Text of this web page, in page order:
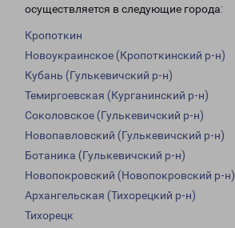
осуществляется в следующие города:
Кропоткин
Новоукраинское (Кропоткинский р-н)
Кубань (Гулькевичский р-н)
Темиргоевская (Курганинский р-н)
Соколовское (Гулькевичский р-н)
Новопавловский (Гулькевичский р-н)
Ботаника (Гулькевичский р-н)
Новопокровский (Новопокровский р-н)
Архангельская (Тихорецкий р-н)
Тихорецк